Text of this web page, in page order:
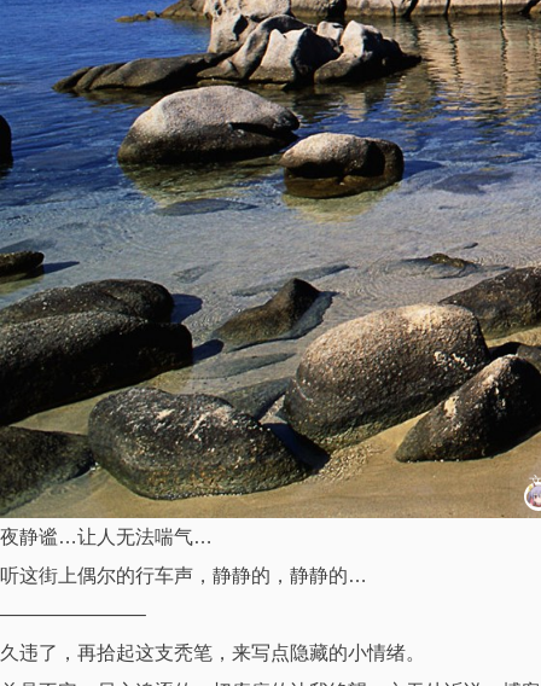
夜静谧…让人无法喘气…
听这街上偶尔的行车声，静静的，静静的…
———————–
久违了，再拾起这支秃笔，来写点隐藏的小情绪。